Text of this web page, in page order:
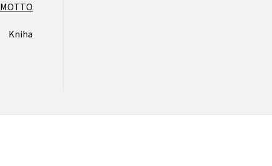
MOTTO
Kniha